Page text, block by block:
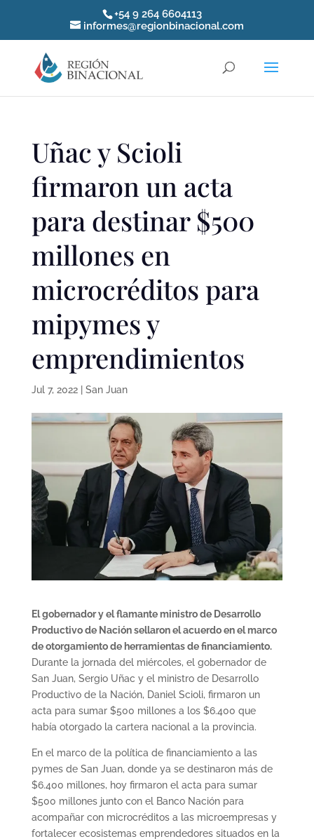
+54 9 264 6604113
informes@regionbinacional.com
Uñac y Scioli
firmaron un acta
para destinar $500
millones en
microcréditos para
mipymes y
emprendimientos
Jul 7, 2022| San Juan
El gobernador y el flamante ministro de Desarrollo
Productivo de Nación sellaron el acuerdo en el marco
de otorgamiento de herramientas de financiamiento.
Durante la jornada del miércoles, el gobernador de
San Juan, Sergio Uñac y el ministro de Desarrollo
Productivo de la Nación, Daniel Scioli, firmaron un
acta para sumar $500 millones a los $6.400 que
había otorgado la cartera nacional a la provincia.
En el marco de la política de financiamiento a las
pymes de San Juan, donde ya se destinaron más de
$6.400 millones, hoy firmaron el acta para sumar
$500 millones junto con el Banco Nación para
acompañar con microcréditos a las microempresas y
fortalecer ecosistemas emprendedores situados en la